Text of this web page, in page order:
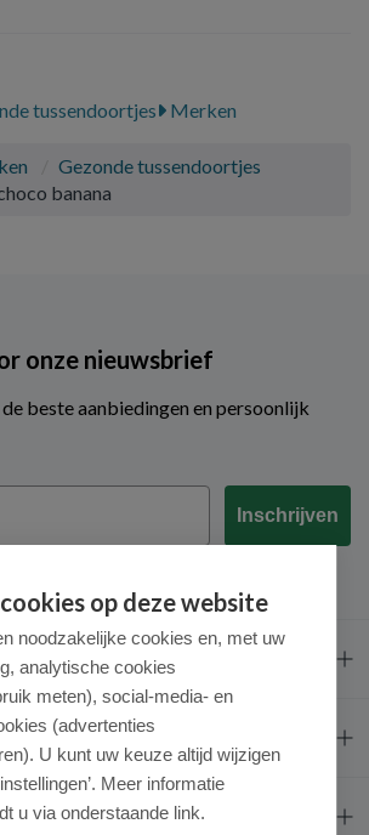
tussendoortjes Merken
Gezonde tussendoortjes
banana
onze nieuwsbrief
beste aanbiedingen en persoonlijk
Inschrijven
op deze website
noodzakelijke cookies en, met uw
analytische cookies
meten), social-media- en
(advertenties
U kunt uw keuze altijd wijzigen
Meer informatie
u via onderstaande link.